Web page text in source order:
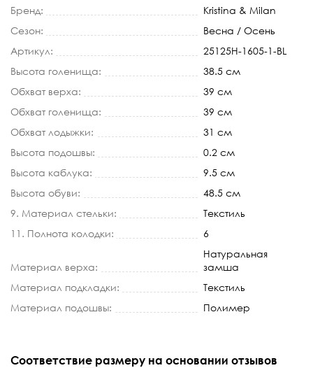
Бренд:
Kristina & Milan
Сезон:
Весна / Осень
Артикул:
25125H-1605-1-BL
Высота голенища:
38.5 см
Обхват верха:
39 см
Обхват голенища:
39 см
Обхват лодыжки:
31 см
Высота подошвы:
0.2 см
Высота каблука:
9.5 см
Высота обуви:
48.5 см
9. Материал стельки:
Текстиль
11. Полнота колодки:
6
Материал верха:
Натуральная
замша
Материал подкладки:
Текстиль
Материал подошвы:
Полимер
Соответствие размеру на основании отзывов